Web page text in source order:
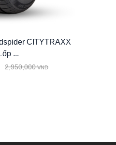
CITYTRAXX
...
2,950,000 VND